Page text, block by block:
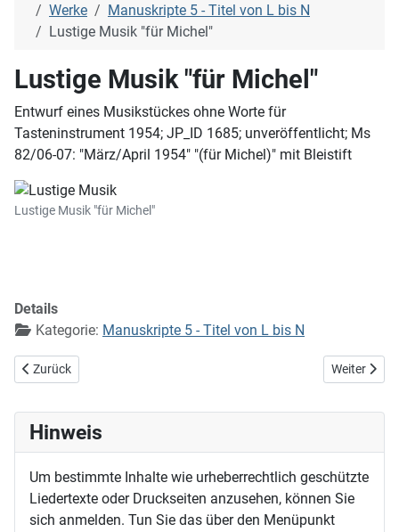
Werke
Manuskripte 5 - Titel von L bis N
Lustige Musik "für Michel"
Lustige Musik "für Michel"
Entwurf eines Musikstückes ohne Worte für
Tasteninstrument 1954; JP_ID 1685; unveröffentlicht; Ms
82/06-07: "März/April 1954" "(für Michel)" mit Bleistift
Lustige Musik "für Michel"
Details
Kategorie: Manuskripte 5 - Titel von L bis N
Vorheriger Beitrag: Lobt Gott, ihr frommen Christen
Zurück Nächster
Weiter
Hinweis
Um bestimmte Inhalte wie urheberrechtlich geschützte
Liedertexte oder Druckseiten anzusehen, können Sie
sich anmelden. Tun Sie das über den Menüpunkt